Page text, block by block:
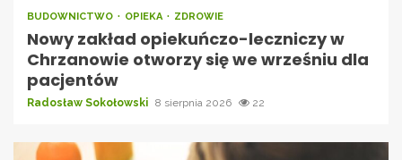
BUDOWNICTWO OPIEKA ZDROWIE
Nowy zakład opiekuńczo-leczniczy w
Chrzanowie otworzy się we wrześniu dla
pacjentów
Radosław Sokołowski 8 sierpnia 2026 22